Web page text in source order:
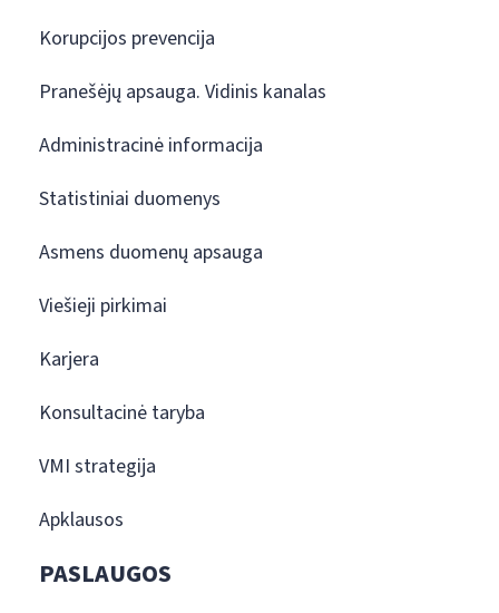
Korupcijos prevencija
Pranešėjų apsauga. Vidinis kanalas
Administracinė informacija
Statistiniai duomenys
Asmens duomenų apsauga
Viešieji pirkimai
Karjera
Konsultacinė taryba
VMI strategija
Apklausos
PASLAUGOS